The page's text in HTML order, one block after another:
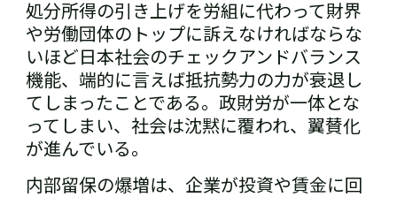
処分所得の引き上げを労組に代わって財界
や労働団体のトップに訴えなければならな
いほど日本社会のチェックアンドバランス
機能、端的に言えば抵抗勢力の力が衰退し
てしまったことである。政財労が一体とな
ってしまい、社会は沈黙に覆われ、翼賛化
が進んでいる。
内部留保の爆増は、企業が投資や賃金に回